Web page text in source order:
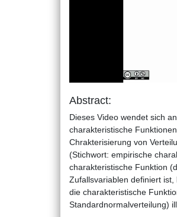
Abstract:
Dieses Video wendet sich
charakteristische
Chrakterisierung von
(Stichwort: empirische
charakteristische Funktion
Zufallsvariablen definiert
die charakteristische
Standardnormalverteilung)